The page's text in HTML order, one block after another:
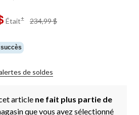
Était± 234,99 $
de soldes
article ne fait plus partie de
que vous avez sélectionné